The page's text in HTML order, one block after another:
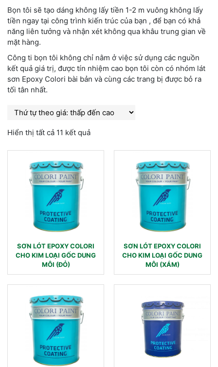
Bọn tôi sẽ tạo dáng không lấy tiền 1-2 m vuông không lấy
tiền ngay tại công trình kiến trúc của bạn , để bạn có khả
năng liên tưởng và nhận xét không qua khâu trung gian về
mặt hàng.
Công ti bọn tôi không chỉ nằm ở việc sử dụng các nguồn
kết quả giá trị, được tín nhiệm cao bọn tôi còn có nhóm lát
sơn Epoxy Colori bài bản và cùng các trang bị được bỏ ra
tối tân nhất.
Hiển thị tất cả 11 kết quả
SƠN LÓT EPOXY COLORI
CHO KIM LOẠI GỐC DUNG
MÔI (ĐỎ)
SƠN LÓT EPOXY COLORI
CHO KIM LOẠI GỐC DUNG
MÔI (XÁM)